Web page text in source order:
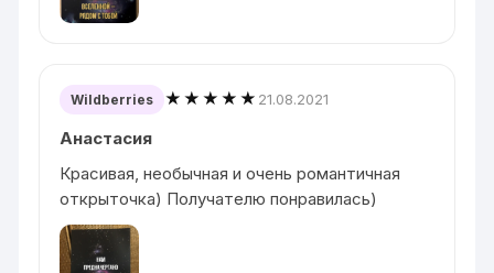
Wildberries ★★★★★ 21.08.2021
Анастасия
Красивая, необычная и очень романтичная
открыточка) Получателю понравилась)